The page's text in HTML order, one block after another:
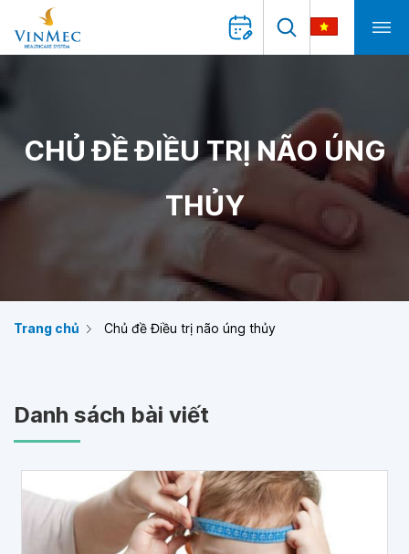
CHỦ ĐỀ ĐIỀU TRỊ NÃO ÚNG
THỦY
Trang chủ Chủ đề Điều trị não úng thủy
Danh sách bài viết